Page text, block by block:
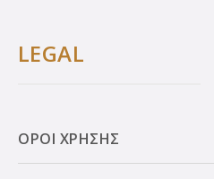
LEGAL
ΟΡΟΙ ΧΡΗΣΗΣ